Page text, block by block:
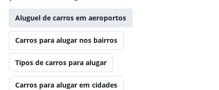
Aluguel de carros em aeroportos
Carros para alugar nos bairros
Tipos de carros para alugar
Carros para alugar em cidades